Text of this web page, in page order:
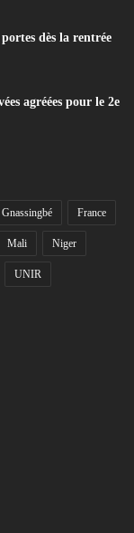
dès la rentrée
agréées pour le 2e
France
Mali Niger
UNIR